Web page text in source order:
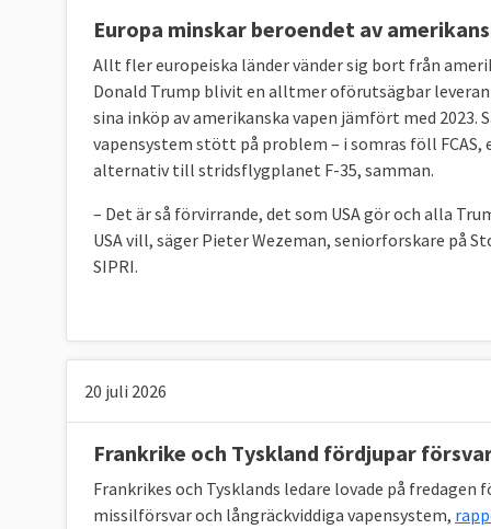
instrument som står till dess förfogande,
hittills inte åberopats.
2. Vad är EU:s gemensamma säkerhets-
strukturer och militära och civila insatser
innehållet i den Globala strategin. Beslut om
socialdemokraten Federica Mogherini.
Europeiska försvarsbyrån, EDA, inrättades
förbättra EU:s försvarskapacitet på
Europa minskar beroendet av
Allt fler europeiska länder vänder sig bort från
Donald Trump blivit en alltmer oförutsägbar
sina inköp av amerikanska vapen jämfört med
vapensystem stött på problem – i somras föll
alternativ till stridsflygplanet F-35, samman.
– Det är så förvirrande, det som USA gör och alla
USA vill, säger Pieter Wezeman, seniorforskare
SIPRI.
20 juli 2026
Frankrike och Tyskland fördjupar
Frankrikes och Tysklands ledare lovade på
missilförsvar och långräckviddiga vapensystem,